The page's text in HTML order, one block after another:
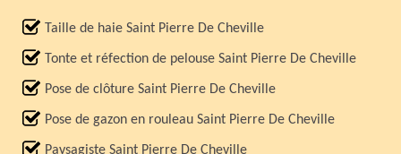
Taille de haie Saint Pierre De Cheville
Tonte et réfection de pelouse Saint Pierre De Cheville
Pose de clôture Saint Pierre De Cheville
Pose de gazon en rouleau Saint Pierre De Cheville
Paysagiste Saint Pierre De Cheville